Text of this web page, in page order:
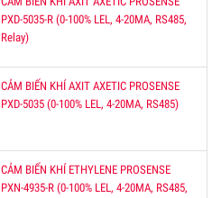
PXD-5035-R (0-100% LEL, 4-20MA, RS485,
Relay)
CẢM BIẾN KHÍ AXIT AXETIC PROSENSE
PXD-5035 (0-100% LEL, 4-20MA, RS485)
CẢM BIẾN KHÍ ETHYLENE PROSENSE
PXN-4935-R (0-100% LEL, 4-20MA, RS485,